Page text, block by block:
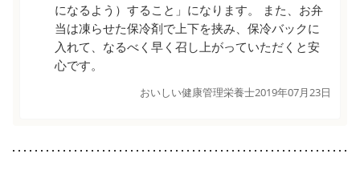
になるよう）すること」になります。 また、お弁
当は凍らせた保冷剤で上下を挟み、保冷バックに
入れて、なるべく早く召し上がっていただくと安
心です。
おいしい健康管理栄養士2019年07月23日